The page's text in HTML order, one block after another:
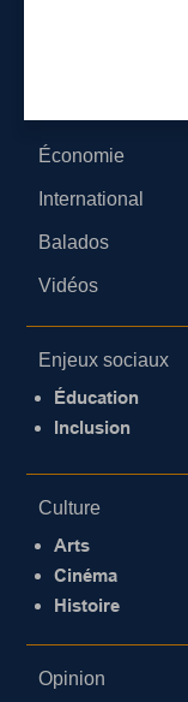
Économie
International
Balados
Vidéos
Enjeux sociaux
Éducation
Inclusion
Culture
Arts
Cinéma
Histoire
Opinion